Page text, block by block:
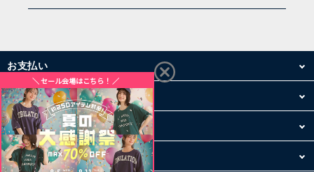
お支払い
配送・送料
お買い物について
その他